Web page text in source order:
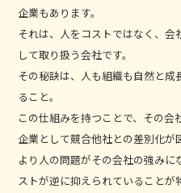
企業もあります。
それは、人をコストではなく、
して取り扱う会社です。
その秘訣は、人も組織も自然と
ること。
この仕組みを持つことで、その
企業として競合他社との差別化
より人の問題がその会社の強みに
ストが逆に抑えられていることが